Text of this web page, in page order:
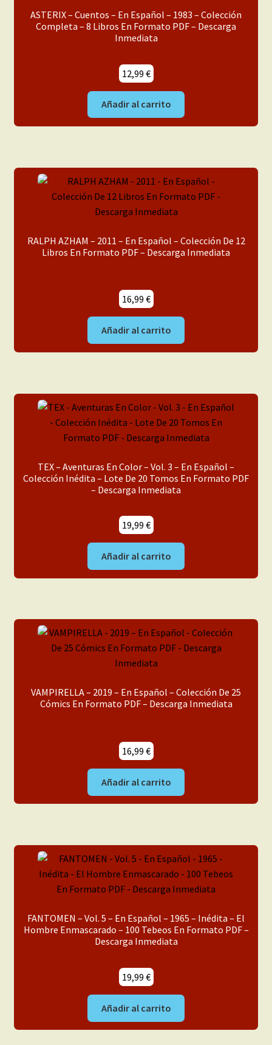
ASTERIX – Cuentos – En Español – 1983 – Colección
Completa – 8 Libros En Formato PDF – Descarga
Inmediata
12,99 €
Añadir al carrito
RALPH AZHAM – 2011 – En Español – Colección De 12
Libros En Formato PDF – Descarga Inmediata
16,99 €
Añadir al carrito
TEX – Aventuras En Color – Vol. 3 – En Español –
Colección Inédita – Lote De 20 Tomos En Formato PDF
– Descarga Inmediata
19,99 €
Añadir al carrito
VAMPIRELLA – 2019 – En Español – Colección De 25
Cómics En Formato PDF – Descarga Inmediata
16,99 €
Añadir al carrito
FANTOMEN – Vol. 5 – En Español – 1965 – Inédita – El
Hombre Enmascarado – 100 Tebeos En Formato PDF –
Descarga Inmediata
19,99 €
Añadir al carrito